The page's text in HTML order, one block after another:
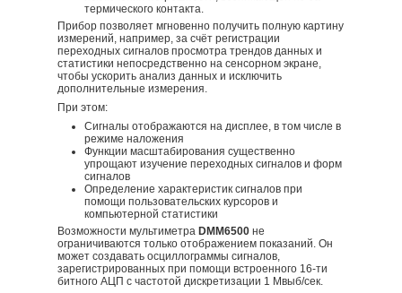
термического контакта.
Прибор позволяет мгновенно получить полную картину
измерений, например, за счёт регистрации
переходных сигналов просмотра трендов данных и
статистики непосредственно на сенсорном экране,
чтобы ускорить анализ данных и исключить
дополнительные измерения.
При этом:
Сигналы отображаются на дисплее, в том числе в
режиме наложения
Функции масштабирования существенно
упрощают изучение переходных сигналов и форм
сигналов
Определение характеристик сигналов при
помощи пользовательских курсоров и
компьютерной статистики
Возможности мультиметра DMM6500 не
ограничиваются только отображением показаний. Он
может создавать осциллограммы сигналов,
зарегистрированных при помощи встроенного 16-ти
битного АЦП с частотой дискретизации 1 Мвыб/сек.